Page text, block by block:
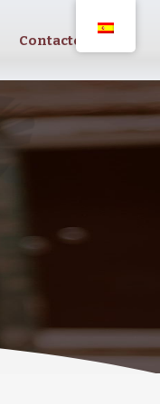
Contacto